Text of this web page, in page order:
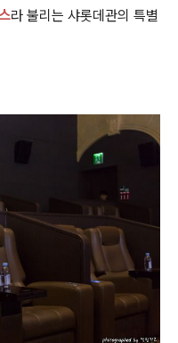
라 불리는 샤롯데관의 특별